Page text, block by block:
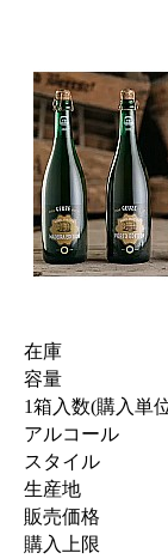
在庫
容量
1箱入数(購入単
アルコール
スタイル
生産地
販売価格
購入上限